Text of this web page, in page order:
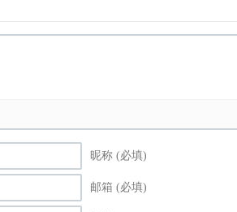
昵称 (必填)
邮箱 (必填)